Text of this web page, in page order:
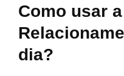
Como usar
dia?